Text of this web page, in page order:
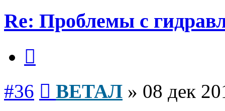
Re: Проблемы с
#36 ВЕТАЛ » 08 дек